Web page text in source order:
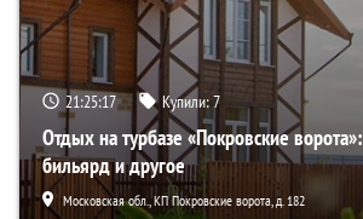
21:25:16 Купили:7
Отдых на турбазе «Покровские
бильярд и другое
Московская обл., КП Покровские ворота, д. 182